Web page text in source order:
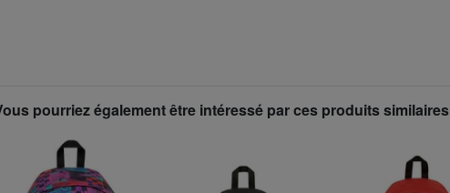
pourriez également être intéressé par ces produits similaires